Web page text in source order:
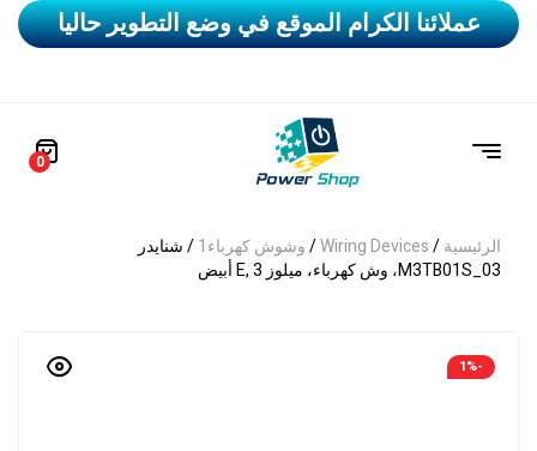
عملائنا الكرام الموقع في وضع التطوير حاليا
0
الرئيسية/
Wiring Devices
/وشوش كهرباء1 / شنايدر
M3TB01S_03، وش كهرباء، ميلوز E, 3 أبيض
-1%